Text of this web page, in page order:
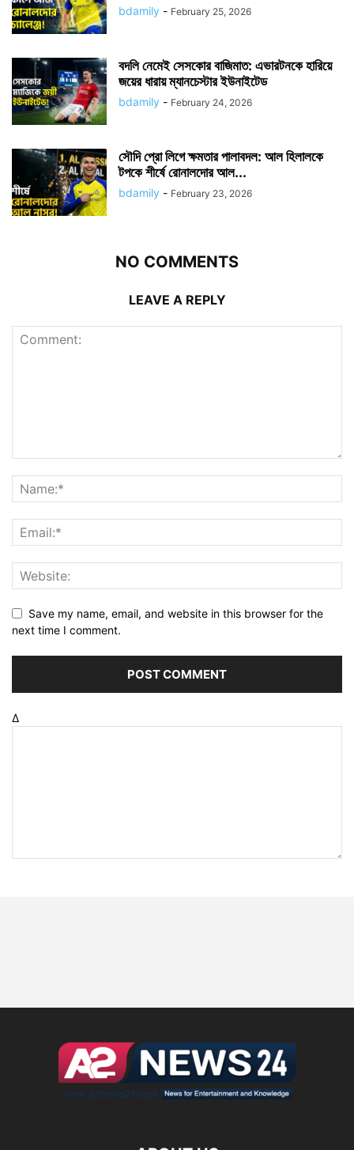
bdamily - February 25, 2026
বদলি নেমেই সেসকোর বাজিমাত: এভারটনকে হারিয়ে
জয়ের ধারায় ম্যানচেস্টার ইউনাইটেড
bdamily - February 24, 2026
সৌদি প্রো লিগে ক্ষমতার পালাবদল: আল হিলালকে
টপকে শীর্ষে রোনালদোর আল...
bdamily - February 23, 2026
NO COMMENTS
LEAVE A REPLY
Save my name, email, and website in this browser for the
next time I comment.
Δ